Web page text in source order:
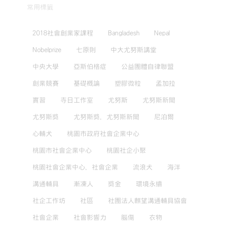
常用標籤
2018社會創業家課程 Bangladesh Nepal
Nobelprize 七原則 中大尤努斯講堂
中央大學 亞斯伯格症 公益團體自律聯盟
創業競賽 基礎概論 塑膠微粒 孟加拉
實習 寺日工作室 尤努斯 尤努斯新聞
尤努斯獎 尤努斯獎，尤努斯新聞 尼泊爾
心輔犬 桃園市政府社會企業中心
桃園市社會企業中心 桃園社企小聚
桃園社會企業中心，社會企業 流浪犬 海洋
溝通輔具 漸凍人 獎金 環境永續
社企工作坊 社區 社團法人麒望溝通輔具協會
社會企業 社會影響力 腦傷 衣物